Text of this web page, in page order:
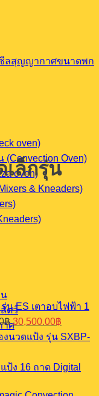
oven)
(Convection Oven)
oven)
& Kneaders)
น
ตว์
าศ
ซีลสุญญากาศขนาดพก
ล็กรุ่น
เตาอบไฟฟ้า 1
฿ Original
price
was:
30,500.00฿
price
is:
งนวดแป้ง รุ่น SXBP-
ป้ง 16 ถาด Digital